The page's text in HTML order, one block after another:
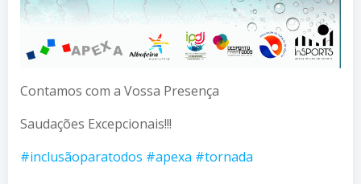
Contamos com a Vossa Presença
Saudações Excepcionais!!!
#inclusãoparatodos #apexa #tornada